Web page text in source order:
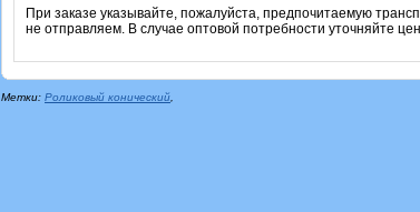
При заказе указывайте, пожалуйста, предпочитаемую
не отправляем. В случае оптовой потребности уточняйте
Метки: Роликовый конический